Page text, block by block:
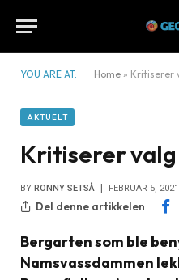
YOU ARE AT: Home » Kritiserer
AKTUELT
Kritiserer
BY RONNY SETSÅ FEBRUAR 5, 2021
Del denne artikkelen
Bergarten som ble
Namsvassdammen